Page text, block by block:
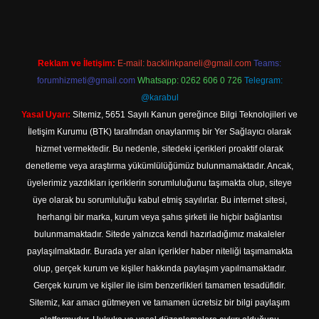
Reklam ve İletişim: E-mail: backlinkpaneli@gmail.com Teams:
forumhizmeti@gmail.com Whatsapp: 0262 606 0 726 Telegram:
@karabul
Yasal Uyarı: Sitemiz, 5651 Sayılı Kanun gereğince Bilgi Teknolojileri ve
İletişim Kurumu (BTK) tarafından onaylanmış bir Yer Sağlayıcı olarak
hizmet vermektedir. Bu nedenle, sitedeki içerikleri proaktif olarak
denetleme veya araştırma yükümlülüğümüz bulunmamaktadır. Ancak,
üyelerimiz yazdıkları içeriklerin sorumluluğunu taşımakta olup, siteye
üye olarak bu sorumluluğu kabul etmiş sayılırlar. Bu internet sitesi,
herhangi bir marka, kurum veya şahıs şirketi ile hiçbir bağlantısı
bulunmamaktadır. Sitede yalnızca kendi hazırladığımız makaleler
paylaşılmaktadır. Burada yer alan içerikler haber niteliği taşımamakta
olup, gerçek kurum ve kişiler hakkında paylaşım yapılmamaktadır.
Gerçek kurum ve kişiler ile isim benzerlikleri tamamen tesadüfidir.
Sitemiz, kar amacı gütmeyen ve tamamen ücretsiz bir bilgi paylaşım